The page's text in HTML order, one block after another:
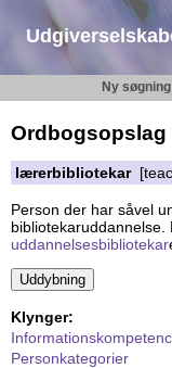
Ny søgning
Ordbogsopslag
lærerbibliotekar
Person der har såvel
uddannelsesbibliotekar
Klynger:
Personkategorier